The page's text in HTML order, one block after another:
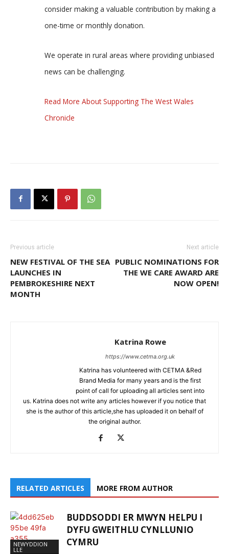
consider making a valuable contribution by making a
one-time or monthly donation.
We operate in rural areas where providing unbiased
news can be challenging.
Read More About Supporting The West Wales
Chronicle
Previous article
NEW FESTIVAL OF THE SEA
LAUNCHES IN
PEMBROKESHIRE NEXT
MONTH
Next article
PUBLIC NOMINATIONS FOR
THE WE CARE AWARD ARE
NOW OPEN!
Katrina Rowe
https://www.cetma.org.uk
Katrina has volunteered with CETMA &Red
Brand Media for many years and is the first
point of call for uploading all articles sent into
us. Katrina does not write any articles however if you notice that
she is the author of this article,she has uploaded it on behalf of
the original author.
RELATED ARTICLES MORE FROM AUTHOR
NEWYDDION
LLE
BUDDSODDI ER MWYN HELPU I
DYFU GWEITHLU CYNLLUNIO
CYMRU